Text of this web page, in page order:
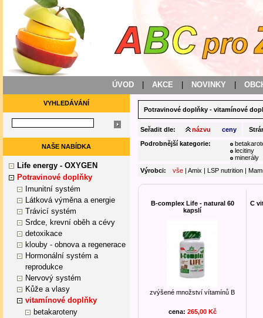
ÚVOD AKCE NOVINKY
VYHLEDÁVÁNÍ
NAŠE NABÍDKA
Life energy - OXYGEN
Potravinové doplňky
Imunitní systém
Látková výměna a energie
Trávicí systém
Srdce, krevní oběh a cévy
detoxikace
klouby - obnova a regenerace
Hormonální systém a
reprodukce
Nervový systém
Kůže a vlasy
vitamínové doplňky
betakaroteny
Potravinové doplňky - vitamínové
Seřadit dle: názvu ceny
Podrobnější kategorie:
lecitiny
minerály
Výrobci:
vše | Amix | LSP nutrition |
B-complex Life - natural 60
kapslí
zvýšené množství vítamínů B
cena: 265,00 Kč
C